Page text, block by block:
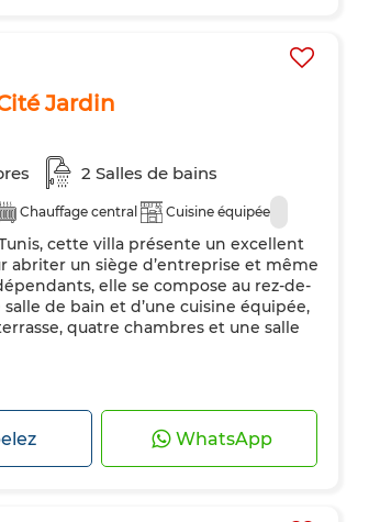
Jardin
2 Salles de bains
Chauffage central Cuisine équipée
cette villa présente un excellent
abriter un siège d’entreprise et même
elle se compose au rez-de-
salle de bain et d’une cuisine équipée,
quatre chambres et une salle
WhatsApp